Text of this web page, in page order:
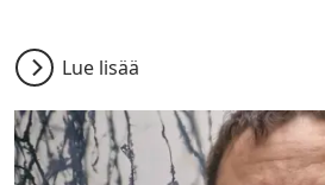
Lue lisää